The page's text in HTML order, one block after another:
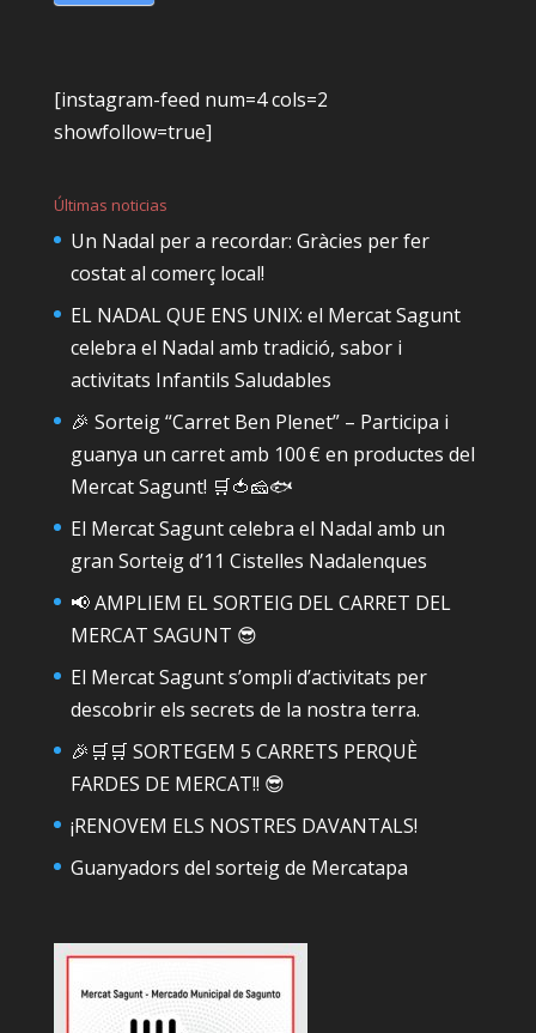
[instagram-feed num=4 cols=2
showfollow=true]
Últimas noticias
Un Nadal per a recordar: Gràcies per fer
costat al comerç local!
EL NADAL QUE ENS UNIX: el Mercat Sagunt
celebra el Nadal amb tradició, sabor i
activitats Infantils Saludables
🎉 Sorteig “Carret Ben Plenet” – Participa i
guanya un carret amb 100 € en productes del
Mercat Sagunt! 🛒🍅🧀🐟
El Mercat Sagunt celebra el Nadal amb un
gran Sorteig d’11 Cistelles Nadalenques
📢 AMPLIEM EL SORTEIG DEL CARRET DEL
MERCAT SAGUNT 😎
El Mercat Sagunt s’ompli d’activitats per
descobrir els secrets de la nostra terra.
🎉🛒🛒 SORTEGEM 5 CARRETS PERQUÈ
FARDES DE MERCAT!! 😎
¡RENOVEM ELS NOSTRES DAVANTALS!
Guanyadors del sorteig de Mercatapa